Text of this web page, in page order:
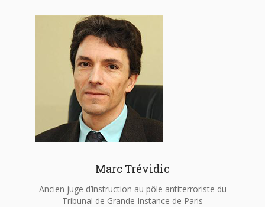
Marc Trévidic
Ancien juge d’instruction au pôle antiterroriste du
Tribunal de Grande Instance de Paris